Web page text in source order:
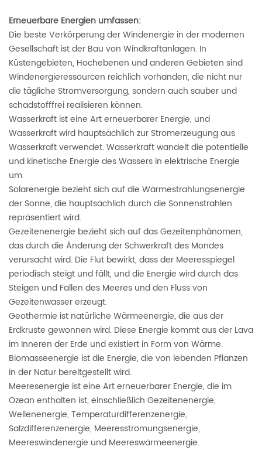
Erneuerbare Energien umfassen:
Die beste Verkörperung der Windenergie in der modernen
Gesellschaft ist der Bau von Windkraftanlagen. In
Küstengebieten, Hochebenen und anderen Gebieten sind
Windenergieressourcen reichlich vorhanden, die nicht nur
die tägliche Stromversorgung, sondern auch sauber und
schadstofffrei realisieren können.
Wasserkraft ist eine Art erneuerbarer Energie, und
Wasserkraft wird hauptsächlich zur Stromerzeugung aus
Wasserkraft verwendet. Wasserkraft wandelt die potentielle
und kinetische Energie des Wassers in elektrische Energie
um.
Solarenergie bezieht sich auf die Wärmestrahlungsenergie
der Sonne, die hauptsächlich durch die Sonnenstrahlen
repräsentiert wird.
Gezeitenenergie bezieht sich auf das Gezeitenphänomen,
das durch die Änderung der Schwerkraft des Mondes
verursacht wird. Die Flut bewirkt, dass der Meeresspiegel
periodisch steigt und fällt, und die Energie wird durch das
Steigen und Fallen des Meeres und den Fluss von
Gezeitenwasser erzeugt.
Geothermie ist natürliche Wärmeenergie, die aus der
Erdkruste gewonnen wird. Diese Energie kommt aus der Lava
im Inneren der Erde und existiert in Form von Wärme.
Biomasseenergie ist die Energie, die von lebenden Pflanzen
in der Natur bereitgestellt wird.
Meeresenergie ist eine Art erneuerbarer Energie, die im
Ozean enthalten ist, einschließlich Gezeitenenergie,
Wellenenergie, Temperaturdifferenzenergie,
Salzdifferenzenergie, Meeresströmungsenergie,
Meereswindenergie und Meereswärmeenergie.